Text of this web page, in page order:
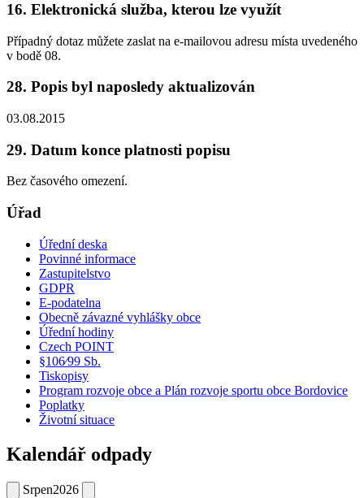
16. Elektronická služba, kterou lze využít
Případný dotaz můžete zaslat na e-mailovou adresu místa uvedeného
v bodě 08.
28. Popis byl naposledy aktualizován
03.08.2015
29. Datum konce platnosti popisu
Bez časového omezení.
Úřad
Úřední deska
Povinné informace
Zastupitelstvo
GDPR
E-podatelna
Obecně závazné vyhlášky obce
Úřední hodiny
Czech POINT
§106⁄99 Sb.
Tiskopisy
Program rozvoje obce a Plán rozvoje sportu obce Bordovice
Poplatky
Životní situace
Kalendář odpady
Srpen2026